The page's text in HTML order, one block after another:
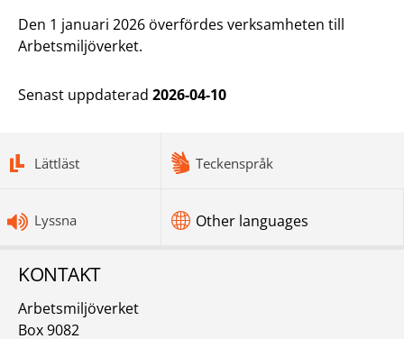
Den 1 januari 2026 överfördes verksamheten till
Arbetsmiljöverket.
Senast uppdaterad 2026-04-10
Lättläst Teckenspråk
Lyssna Other languages
KONTAKT
Arbetsmiljöverket
Box 9082